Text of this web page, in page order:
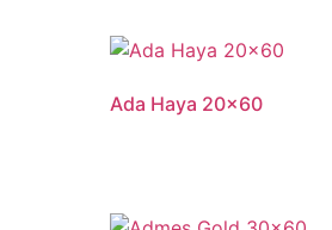
Ada Haya 20×60